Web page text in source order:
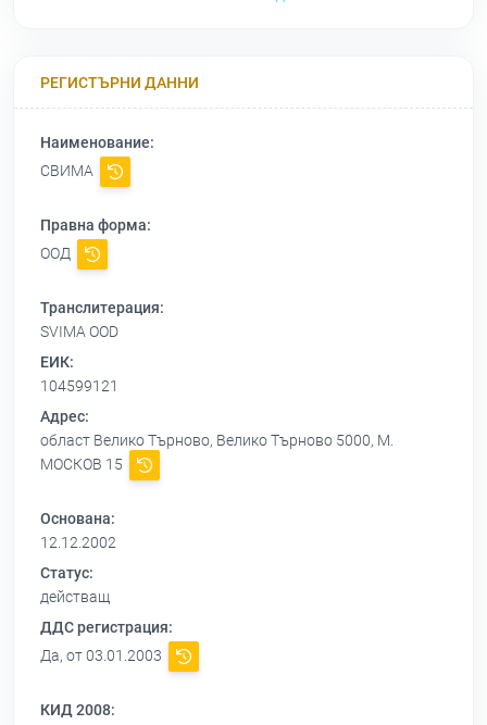
РЕГИСТЪРНИ ДАННИ
Наименование:
СВИМА
Правна форма:
ООД
Транслитерация:
SVIMA OOD
ЕИК:
104599121
Адрес:
област Велико Търново, Велико Търново 5000, М.
МОСКОВ 15
Основана:
12.12.2002
Статус:
действащ
ДДС регистрация:
Да, от 03.01.2003
КИД 2008: